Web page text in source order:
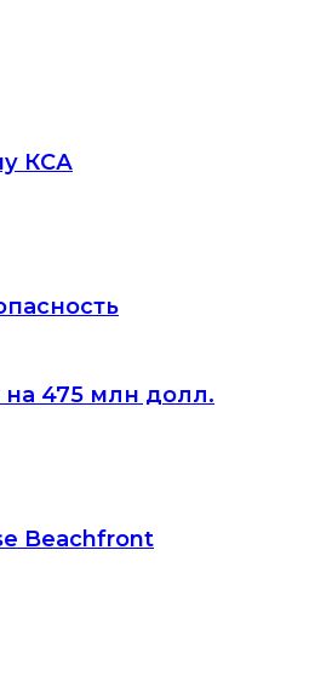
КСА
на 475 млн долл.
Beachfront